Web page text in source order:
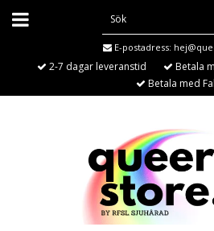
E-postadress:
2-7 dagar leveranstid
Betala
Betala med